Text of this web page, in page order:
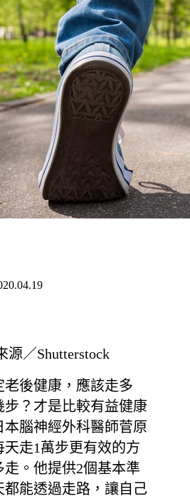
源／Shutterstock
後健康，應該走多
步？才是比較有益健康
本腦神經外科醫師菅原
走1萬步更有效的方
。他提供2個基本準
都能透過走路，讓自己